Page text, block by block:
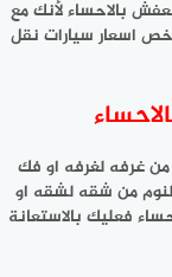
بالاحساء لأنك مع
اسعار سيارات نقل
من غرفه لغرفه او فك
من شقه لشقه او
فعليك بالاستعانة